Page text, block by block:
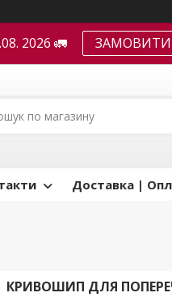
2026 🚛 ЗАМОВИТИ
Доставка |
КРИВОШИП ДЛЯ